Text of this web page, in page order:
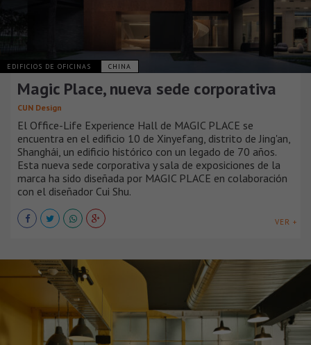
EDIFICIOS DE OFICINAS CHINA
Magic Place, nueva sede corporativa
CUN Design
El Office-Life Experience Hall de MAGIC PLACE se
encuentra en el edificio 10 de Xinyefang, distrito de Jing'an,
Shanghái, un edificio histórico con un legado de 70 años.
Esta nueva sede corporativa y sala de exposiciones de la
marca ha sido diseñada por MAGIC PLACE en colaboración
con el diseñador Cui Shu.
VER +